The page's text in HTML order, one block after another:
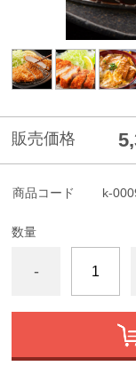
販売価格
商品コード k-
数量
-